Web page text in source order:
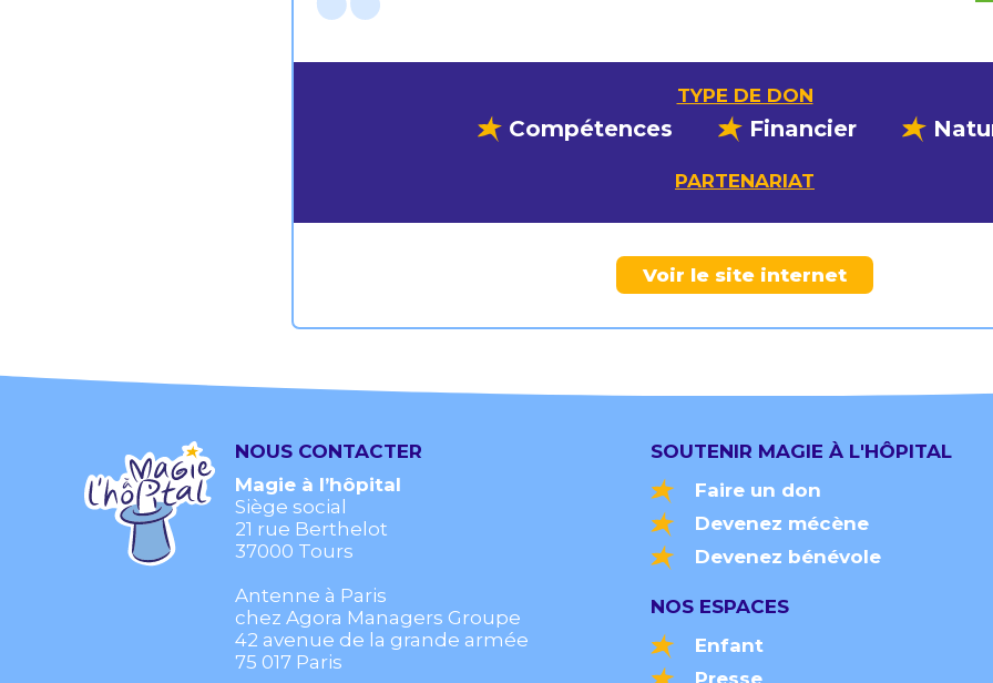
TYPE DE DON
Compétences Financier
PARTENARIAT
Voir le site internet
NOUS CONTACTER
Magie à l’hôpital
Siège social
21 rue Berthelot
37000 Tours
Antenne à Paris
chez Agora Managers Groupe
42 avenue de la grande armée
75 017 Paris
SOUTENIR MAGIE À L'HÔPITAL
Faire un don
Devenez mécène
Devenez bénévole
NOS ESPACES
Enfant
Presse